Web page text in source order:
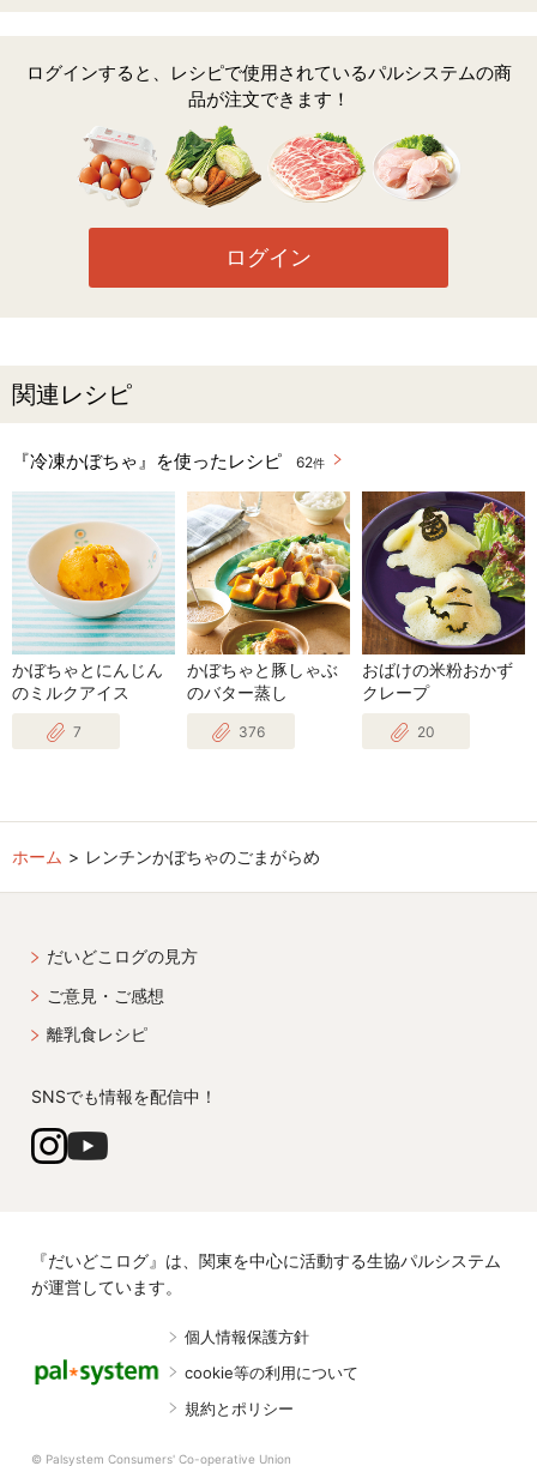
ログインすると、レシピで使用されているパルシステムの商
品が注文できます！
ログイン
関連レシピ
『冷凍かぼちゃ』を使ったレシピ 62件
かぼちゃとにんじん
のミルクアイス
7
かぼちゃと豚しゃぶ
のバター蒸し
376
おばけの米粉おかず
クレープ
20
ホーム レンチンかぼちゃのごまがらめ
だいどこログの見方
ご意見・ご感想
離乳食レシピ
SNSでも情報を配信中！
『だいどこログ』は、関東を中心に活動する生協パルシステム
が運営しています。
個人情報保護方針
cookie等の利用について
規約とポリシー
© Palsystem Consumers' Co-operative Union